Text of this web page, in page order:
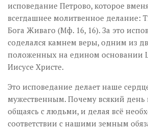
исповедание Петрово, которое
всегдашнее молитвенное делание:
Бога Живаго (Мф. 16, 16). За это
соделался камнем веры, одним из
положенных на едином основании
Иисусе Христе.
Это исповедание делает наше
мужественным. Почему всякий день
общаясь с людьми, и делая всё
соответствии с нашими земным